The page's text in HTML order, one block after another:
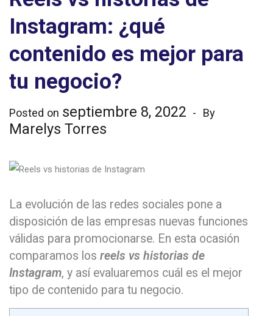
Instagram: ¿qué
contenido es mejor para
tu negocio?
Posted on septiembre 8, 2022 By
Marelys Torres
La evolución de las redes sociales pone a
disposición de las empresas nuevas funciones
válidas para promocionarse. En esta ocasión
comparamos los reels vs historias de
Instagram, y así evaluaremos cuál es el mejor
tipo de contenido para tu negocio.